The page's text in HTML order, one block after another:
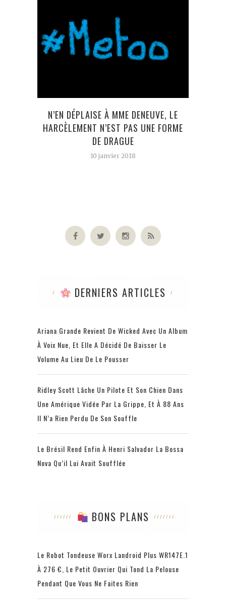
N’EN DÉPLAISE À MME DENEUVE, LE
HARCÈLEMENT N’EST PAS UNE FORME
DE DRAGUE
10 janvier 2018
DERNIERS ARTICLES
Ariana Grande Revient De Wicked Avec Un Album
À Voix Nue, Et Elle A Décidé De Baisser Le
Volume Au Lieu De Le Pousser
Ridley Scott Lâche Un Pilote Et Son Chien Dans
Une Amérique Vidée Par La Grippe, Et À 88 Ans
Il N’a Rien Perdu De Son Souffle
Le Brésil Rend Enfin À Henri Salvador La Bossa
Nova Qu’il Lui Avait Soufflée
BONS PLANS
Le Robot Tondeuse Worx Landroid Plus WR147E.1
À 276 €, Le Petit Ouvrier Qui Tond La Pelouse
Pendant Que Vous Ne Faites Rien